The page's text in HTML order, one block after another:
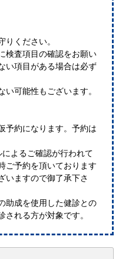
りください。
検査項目の確認をお願い
い項目がある場合は必ず
可能性もございます。
予約になります。予約は
よるご確認が行われて
ご予約を頂いております
いますので御了承下さ
助成を使用した健診との
れる方が対象です。